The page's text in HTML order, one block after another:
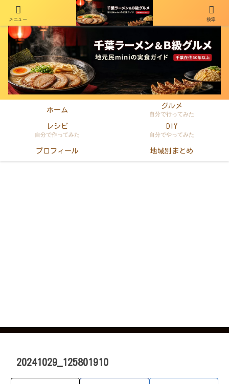
千葉在住50年以上のminiがラーメン・町中華・B級グルメを本音レビュー
ホーム
グルメ
自分で行ってみた
レシピ
自分で作ってみた
DIY
自分でやってみた
プロフィール 地域別まとめ
20241029_125801910
メニュー 検索